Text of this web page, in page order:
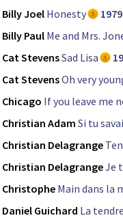
Billy Joel Honesty
1979
Billy Paul Me and Mrs.
Cat StevensSad Lisa
Cat StevensOh very
Chicago If you leave me
Christian Adam Si tu
Christian Delagrange
Christian DelagrangeJe
Christophe Main dans la
Daniel Guichard La